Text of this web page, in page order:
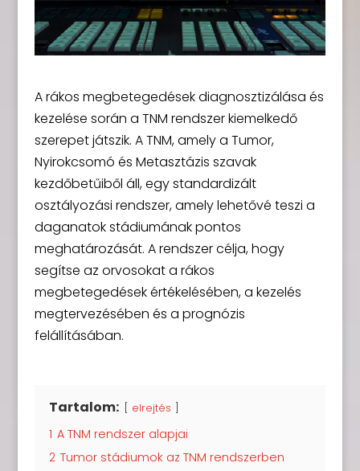
A rákos megbetegedések diagnosztizálása és
kezelése során a TNM rendszer kiemelkedő
szerepet játszik. A TNM, amely a Tumor,
Nyirokcsomó és Metasztázis szavak
kezdőbetűiből áll, egy standardizált
osztályozási rendszer, amely lehetővé teszi a
daganatok stádiumának pontos
meghatározását. A rendszer célja, hogy
segítse az orvosokat a rákos
megbetegedések értékelésében, a kezelés
megtervezésében és a prognózis
felállításában.
Tartalom: elrejtés
1 A TNM rendszer alapjai
2 Tumor stádiumok az TNM rendszerben